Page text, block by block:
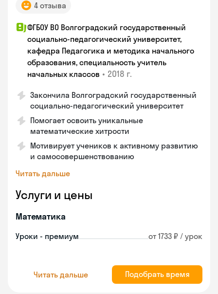
4 отзыва
ФГБОУ ВО Волгоградский государственный
социально-педагогический университет,
кафедра Педагогика и методика начального
образования, специальность учитель
начальных классов • 2018 г.
Закончила Волгоградский государственный
социально-педагогический университет
Помогает освоить уникальные
математические хитрости
Мотивирует учеников к активному развитию
и самосовершенствованию
Читать дальше
Услуги и цены
Математика
Уроки - премиум от 1733 ₽ / урок
Читать дальше Подобрать время